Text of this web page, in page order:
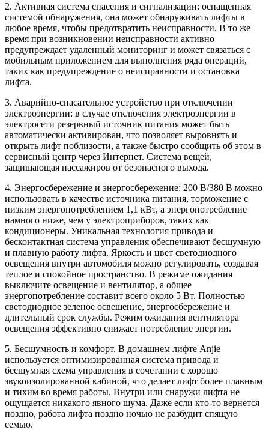
2. Активная система спасения и сигнализации: оснащенная
системой обнаружения, она может обнаруживать лифты в
любое время, чтобы предотвратить неисправности. В то же
время при возникновении неисправности активно
предупреждает удаленный мониторинг и может связаться с
мобильным приложением для выполнения ряда операций,
таких как предупреждение о неисправности и остановка
лифта.
3. Аварийно-спасательное устройство при отключении
электроэнергии: в случае отключения электроэнергии в
электросети резервный источник питания может быть
автоматически активирован, что позволяет выровнять и
открыть лифт поблизости, а также быстро сообщить об этом в
сервисный центр через Интернет. Система вещей,
защищающая пассажиров от безопасного выхода.
4. Энергосбережение и энергосбережение: 200 В/380 В можно
использовать в качестве источника питания, торможение с
низким энергопотреблением 1,1 кВт, а энергопотребление
намного ниже, чем у электроприборов, таких как
кондиционеры. Уникальная технология привода и
бесконтактная система управления обеспечивают бесшумную
и плавную работу лифта. Яркость и цвет светодиодного
освещения внутри автомобиля можно регулировать, создавая
теплое и спокойное пространство. В режиме ожидания
выключите освещение и вентилятор, а общее
энергопотребление составит всего около 5 Вт. Полностью
светодиодное зеленое освещение, энергосбережение и
длительный срок службы. Режим ожидания вентилятора
освещения эффективно снижает потребление энергии.
5. Бесшумность и комфорт. В домашнем лифте Anjie
используется оптимизированная система привода и
бесшумная схема управления в сочетании с хорошо
звукоизолированной кабиной, что делает лифт более плавным
и тихим во время работы. Внутри или снаружи лифта не
ощущается никакого явного шума. Даже если кто-то вернется
поздно, работа лифта поздно ночью не разбудит спящую
семью.